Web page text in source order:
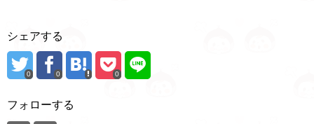
シェアする
0 0 0
フォローする